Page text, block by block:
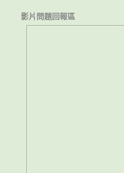
影片問題回報區